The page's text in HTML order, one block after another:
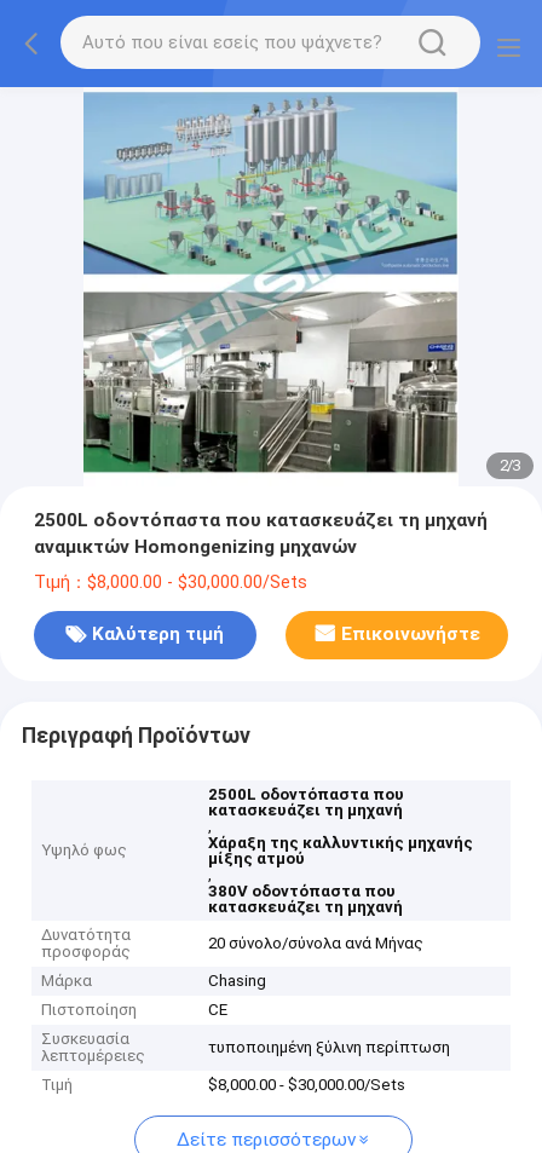
2/3
2500L οδοντόπαστα που κατασκευάζει τη μηχανή
αναμικτών Homongenizing μηχανών
Τιμή：$8,000.00 - $30,000.00/Sets
Καλύτερη τιμή Επικοινωνήστε
Περιγραφή Προϊόντων
Υψηλό φως
2500L οδοντόπαστα που
κατασκευάζει τη μηχανή
,
Χάραξη της καλλυντικής μηχανής
μίξης ατμού
,
380V οδοντόπαστα που
κατασκευάζει τη μηχανή
Δυνατότητα
προσφοράς
20 σύνολο/σύνολα ανά Μήνας
Μάρκα
Chasing
Πιστοποίηση
CE
Συσκευασία
λεπτομέρειες
τυποποιημένη ξύλινη περίπτωση
Τιμή $8,000.00 - $30,000.00/Sets
Δείτε περισσότερων